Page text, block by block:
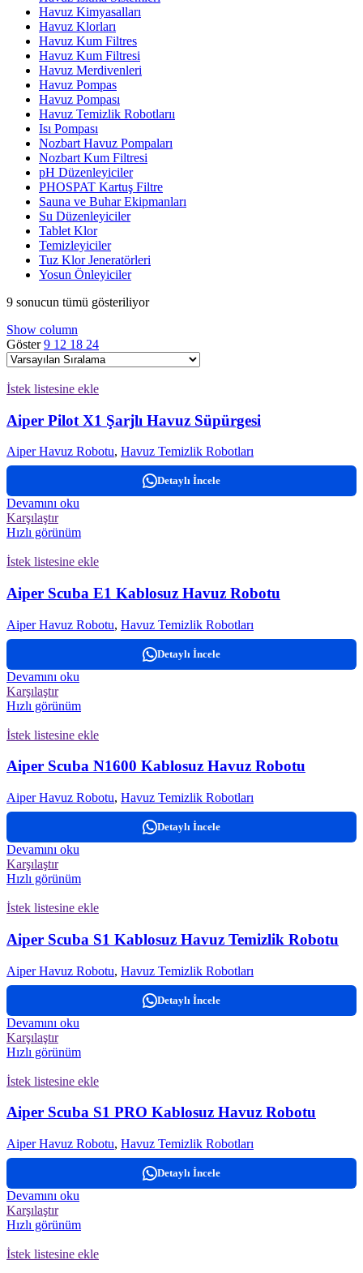
Havuz Kimyasalları
Havuz Klorları
Havuz Kum Filtres
Havuz Kum Filtresi
Havuz Merdivenleri
Havuz Pompas
Havuz Pompası
Havuz Temizlik Robotlarıı
Isı Pompası
Nozbart Havuz Pompaları
Nozbart Kum Filtresi
pH Düzenleyiciler
PHOSPAT Kartuş Filtre
Sauna ve Buhar Ekipmanları
Su Düzenleyiciler
Tablet Klor
Temizleyiciler
Tuz Klor Jeneratörleri
Yosun Önleyiciler
9 sonucun tümü gösteriliyor
Show column
Göster9 12 18 24
İstek listesine ekle
Aiper Pilot X1 Şarjlı Havuz Süpürgesi
Aiper Havuz Robotu, Havuz Temizlik Robotları
Detaylı İncele
Devamını oku
Karşılaştır
Hızlı görünüm
İstek listesine ekle
Aiper Scuba E1 Kablosuz Havuz Robotu
Aiper Havuz Robotu, Havuz Temizlik Robotları
Detaylı İncele
Devamını oku
Karşılaştır
Hızlı görünüm
İstek listesine ekle
Aiper Scuba N1600 Kablosuz Havuz Robotu
Aiper Havuz Robotu, Havuz Temizlik Robotları
Detaylı İncele
Devamını oku
Karşılaştır
Hızlı görünüm
İstek listesine ekle
Aiper Scuba S1 Kablosuz Havuz Temizlik Robotu
Aiper Havuz Robotu, Havuz Temizlik Robotları
Detaylı İncele
Devamını oku
Karşılaştır
Hızlı görünüm
İstek listesine ekle
Aiper Scuba S1 PRO Kablosuz Havuz Robotu
Aiper Havuz Robotu, Havuz Temizlik Robotları
Detaylı İncele
Devamını oku
Karşılaştır
Hızlı görünüm
İstek listesine ekle